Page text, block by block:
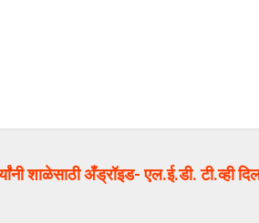
शाळेसाठी अँड्रॉइड- एल.ई.डी. टी.व्ही